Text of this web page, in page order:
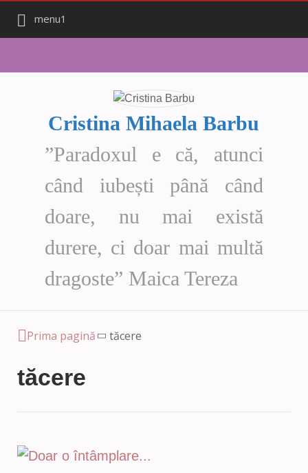
menu1
Cristina Mihaela Barbu
”Paradoxul e că, atunci
când iubești până când
doare, nu mai există
durere, ci doar mai multă
dragoste” Maica Tereza
Prima pagină tăcere
tăcere